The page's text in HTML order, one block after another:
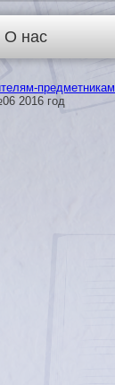
О нас
предметникам
2016 год